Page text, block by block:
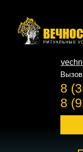
Вызов
8
8